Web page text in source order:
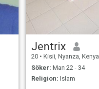
Jentrix
20 • Kisii, Nyanza, Kenya
Söker: Man 22 - 34
Religion: Islam